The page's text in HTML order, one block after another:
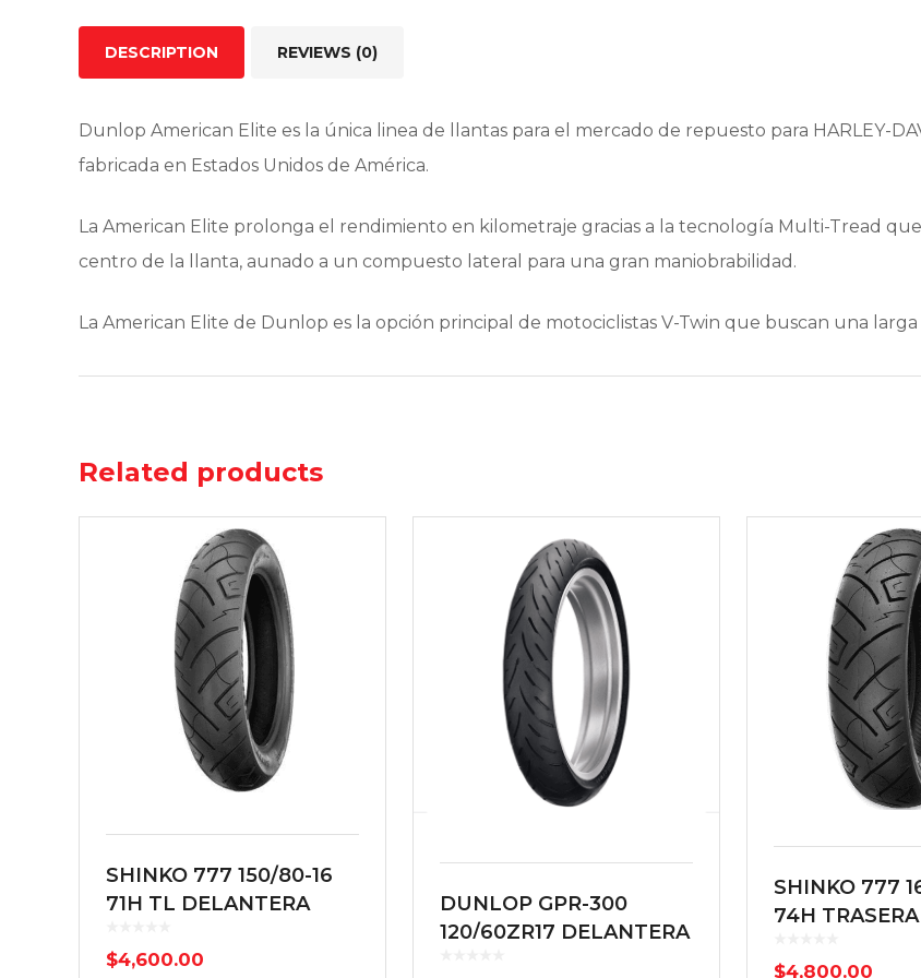
DESCRIPTION REVIEWS (0)
Dunlop American Elite es la única linea de llantas para el mercado de repuesto para HARLEY-
fabricada en Estados Unidos de América.
La American Elite prolonga el rendimiento en kilometraje gracias a la tecnología Multi-Tread
centro de la llanta, aunado a un compuesto lateral para una gran maniobrabilidad.
La American Elite de Dunlop es la opción principal de motociclistas V-Twin que buscan una
Related products
SHINKO 777 150/80-16
71H TL DELANTERA
$4,600.00
DUNLOP GPR-300
120/60ZR17 DELANTERA
SHINKO 777
74H
$4,800.00